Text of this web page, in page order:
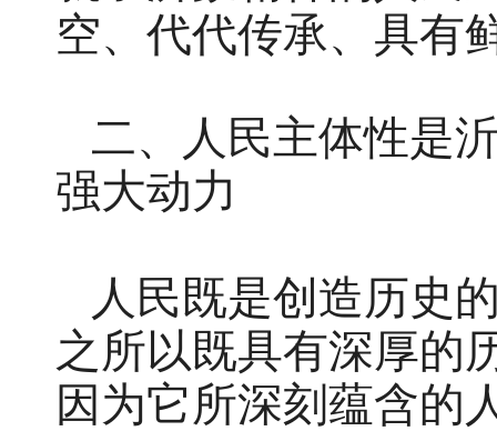
空、代代传承、具有
二、人民主体性是
强大动力
人民既是创造历史
之所以既具有深厚的
因为它所深刻蕴含的